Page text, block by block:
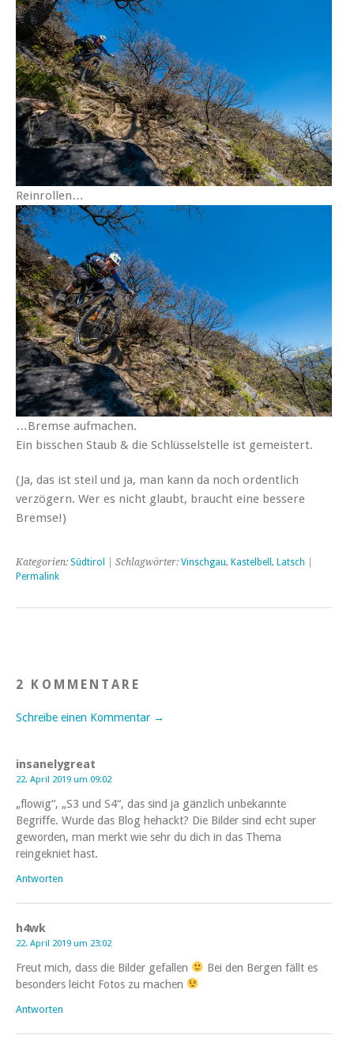
Reinrollen…
…Bremse aufmachen.
Ein bisschen Staub & die Schlüsselstelle ist gemeistert.
(Ja, das ist steil und ja, man kann da noch ordentlich
verzögern. Wer es nicht glaubt, braucht eine bessere
Bremse!)
Kategorien: Südtirol | Schlagwörter: Vinschgau, Kastelbell , Latsch
Permalink
2 KOMMENTARE
Schreibe einen Kommentar →
insanelygreat
22. April 2019 um 09:02
„flowig“, „S3 und S4“, das sind ja gänzlich unbekannte
Begriffe. Wurde das Blog hehackt? Die Bilder sind echt super
geworden, man merkt wie sehr du dich in das Thema
reingekniet hast.
Antworten
h4wk
22. April 2019 um 23:02
Freut mich, dass die Bilder gefallen
Bei den Bergen fällt es
besonders leicht Fotos zu machen
Antworten